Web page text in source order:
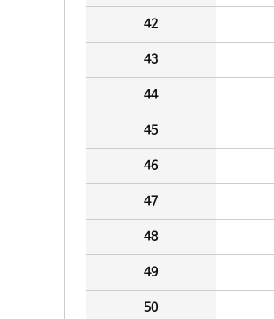
42
43
44
45
46
47
48
49
50